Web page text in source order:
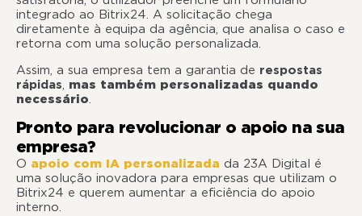
integrado ao Bitrix24. A solicitação chega
diretamente à equipa da agência, que analisa o caso e
retorna com uma solução personalizada.
Assim, a sua empresa tem a garantia de respostas
rápidas, mas também personalizadas quando
necessário.
Pronto para revolucionar o apoio na sua
empresa?
O apoio com IA personalizada da 23A Digital é
uma solução inovadora para empresas que utilizam o
Bitrix24 e querem aumentar a eficiência do apoio
interno.